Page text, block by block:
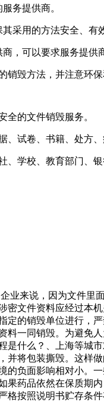
务提供商。
采用的方法安全、有
，可以要求服务提供
毁方法，并注意环
全的文件销毁服务。
、试卷、书籍、处方
学校、教育部门、
业来说，因为文件
密文件资料应经过本
定的销毁单位进行，
料一同销毁。为避免
是什么？、上海等城
并将包装撕毁。这样
的负面影响相对小。
果药品依然在保质期
格按照说明书贮存条